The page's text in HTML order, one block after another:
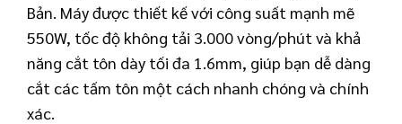
Bản. Máy được thiết kế với công suất mạnh mẽ
550W, tốc độ không tải 3.000 vòng/phút và khả
năng cắt tôn dày tối đa 1.6mm, giúp bạn dễ dàng
cắt các tấm tôn một cách nhanh chóng và chính
xác.